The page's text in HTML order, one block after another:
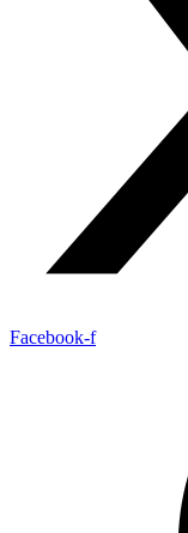
Facebook-f